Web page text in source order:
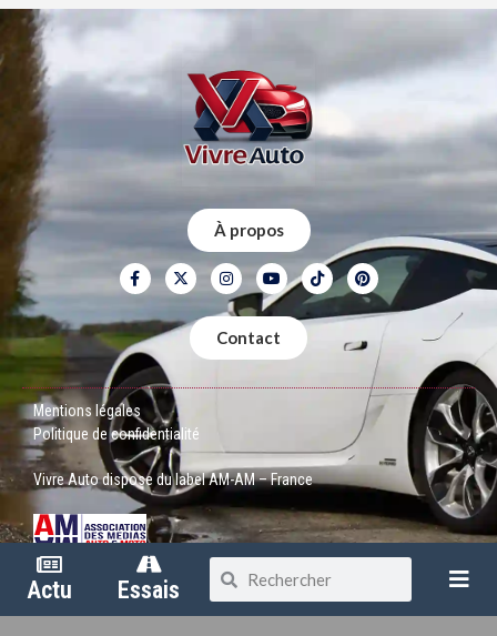
À propos
Contact
Mentions légales
Politique de confidentialité
Vivre Auto dispose du label AM-AM – France
Copyright © 2026Vivre Auto
Actu Essais